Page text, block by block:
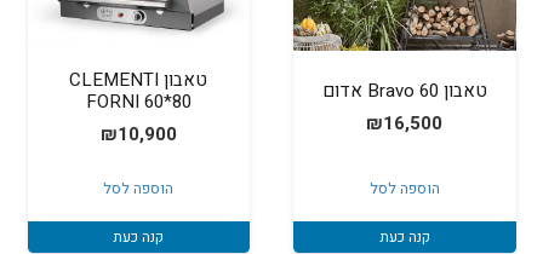
טאבון Bravo 60 אדום
₪16,500
הוספה לסל
קנה כעת
טאבון CLEMENTI
FORNI 60*80
₪10,900
הוספה לסל
קנה כעת